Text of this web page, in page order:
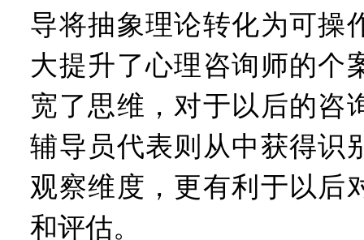
导将抽象理论转化为可操
大提升了心理咨询师的个
宽了思维，对于以后的咨
辅导员代表则从中获得识
观察维度，更有利于以后
和评估。